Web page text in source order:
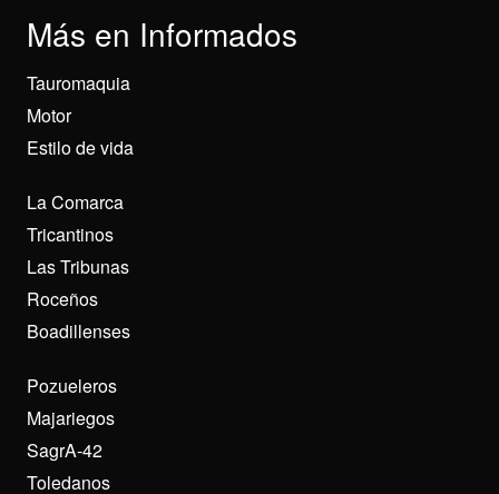
Más en Informados
Tauromaquia
Motor
Estilo de vida
La Comarca
Tricantinos
Las Tribunas
Roceños
Boadillenses
Pozueleros
Majariegos
SagrA-42
Toledanos